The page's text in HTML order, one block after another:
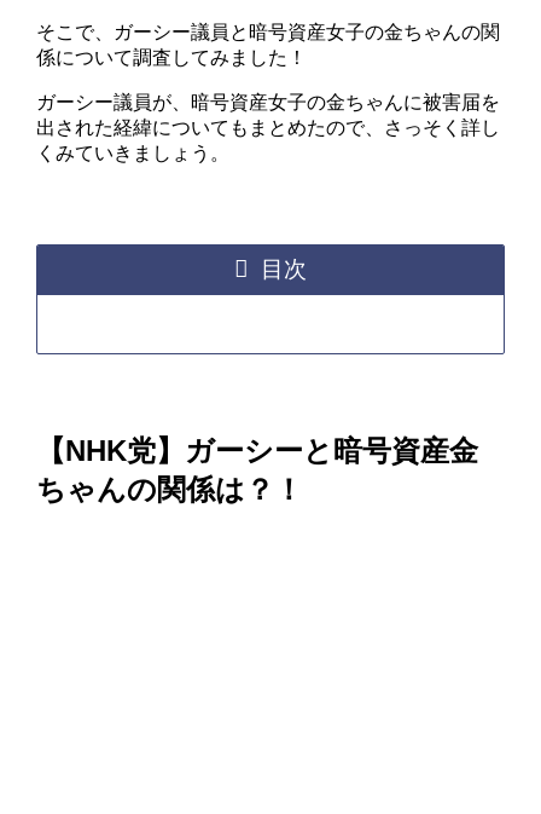
そこで、ガーシー議員と暗号資産女子の金ちゃんの関
係について調査してみました！
ガーシー議員が、暗号資産女子の金ちゃんに被害届を
出された経緯についてもまとめたので、さっそく詳し
くみていきましょう。
目次
【NHK党】ガーシーと暗号資産金
ちゃんの関係は？！